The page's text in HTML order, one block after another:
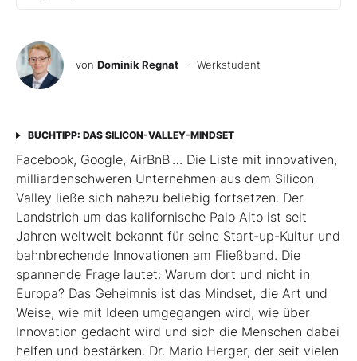
von Dominik Regnat · Werkstudent
BUCHTIPP: DAS SILICON-VALLEY-MINDSET
Facebook, Google, AirBnB … Die Liste mit innovativen,
milliardenschweren Unternehmen aus dem Silicon
Valley ließe sich nahezu beliebig fortsetzen. Der
Landstrich um das kalifornische Palo Alto ist seit
Jahren weltweit bekannt für seine Start-up-Kultur und
bahnbrechende Innovationen am Fließband. Die
spannende Frage lautet: Warum dort und nicht in
Europa? Das Geheimnis ist das Mindset, die Art und
Weise, wie mit Ideen umgegangen wird, wie über
Innovation gedacht wird und sich die Menschen dabei
helfen und bestärken. Dr. Mario Herger, der seit vielen